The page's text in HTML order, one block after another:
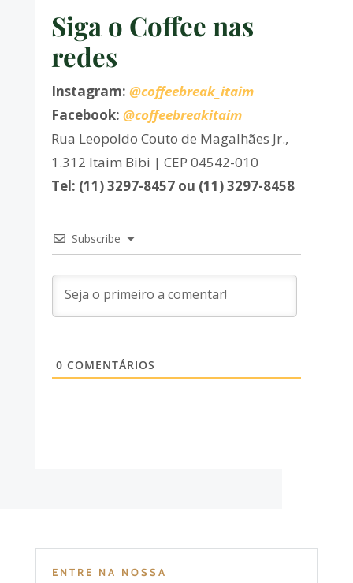
Siga o Coffee nas
redes
Instagram: @coffeebreak_itaim
Facebook: @coffeebreakitaim
Rua Leopoldo Couto de Magalhães Jr.,
1.312 Itaim Bibi | CEP 04542-010
Tel: (11) 3297-8457 ou (11) 3297-8458
Subscribe
0 COMENTÁRIOS
ENTRE NA NOSSA